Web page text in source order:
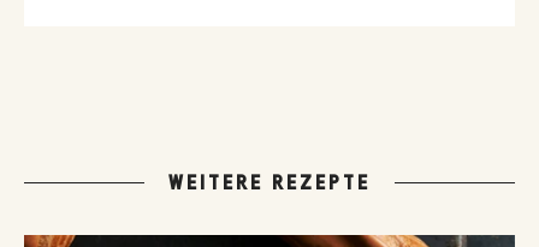
WEITERE REZEPTE